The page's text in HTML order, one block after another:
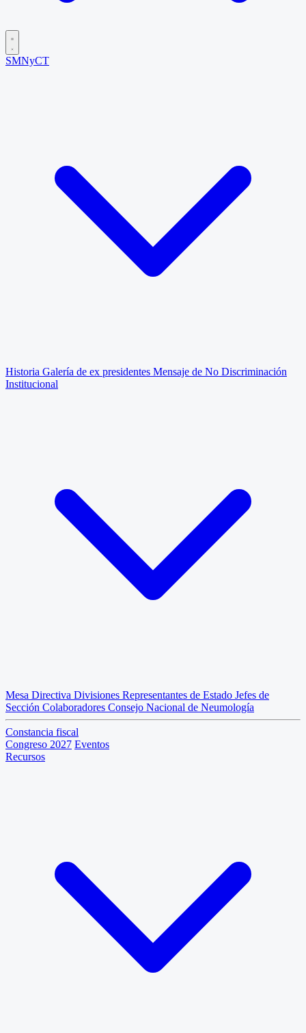
SMNyCT
Historia Galería de ex presidentes Mensaje de No Discriminación
Institucional
Mesa Directiva Divisiones Representantes de Estado Jefes de
Sección Colaboradores Consejo Nacional de Neumología
Constancia fiscal
Congreso 2027 Eventos
Recursos